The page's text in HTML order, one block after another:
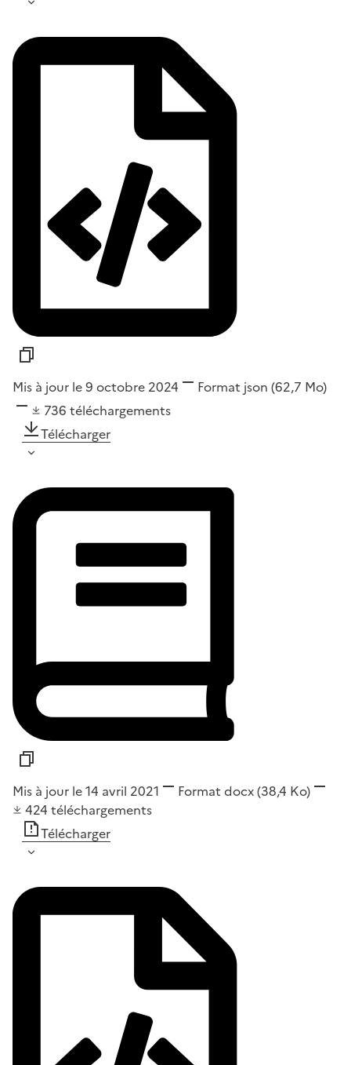
Mis à jour le 9 octobre 2024 Format json (62,7 Mo)
736 téléchargements
Télécharger
Mis à jour le 14 avril 2021 Format docx(38,4 Ko)
424 téléchargements
Télécharger